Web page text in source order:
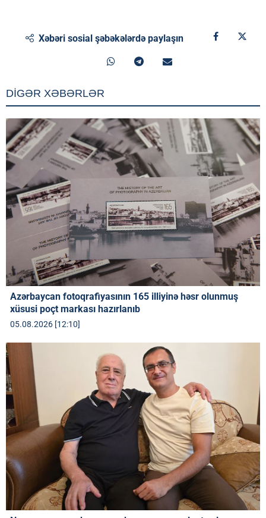
Xəbəri sosial şəbəkələrdə paylaşın
DİGƏR XƏBƏRLƏR
Azərbaycan fotoqrafiyasının 165 illiyinə həsr olunmuş
xüsusi poçt markası hazırlanıb
05.08.2026 [12:10]